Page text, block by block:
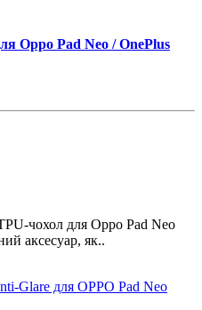
Oppo Pad Neo / OnePlus
чохол для Oppo Pad Neo
аксесуар, як..